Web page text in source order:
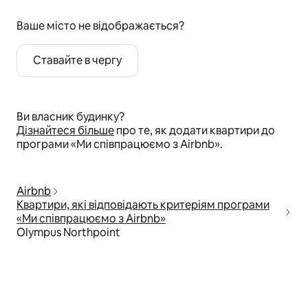
Ваше місто не відображається?
Ставайте в чергу
Ви власник будинку?
Дізнайтеся більшепро те, як додати квартири до
програми «Ми співпрацюємо з Airbnb».
Airbnb
Квартири, які відповідають критеріям програми
«Ми співпрацюємо з Airbnb»
Olympus Northpoint